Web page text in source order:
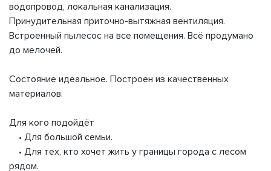
водопровод, локальная канализация.
Принудительная приточно-вытяжная вентиляция.
Встроенный пылесос на все помещения. Всё продумано
до мелочей.
Состояние идеальное. Построен из качественных
материалов.
Для кого подойдёт
• Для большой семьи.
• Для тех, кто хочет жить у границы города с лесом
рядом.